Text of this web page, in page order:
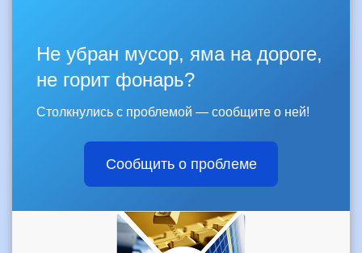
Не убран мусор, яма на дороге,
не горит фонарь?
Столкнулись с проблемой — сообщите о ней!
Сообщить о проблеме